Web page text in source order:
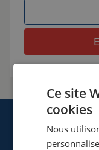
Ce site
cookies
Nous